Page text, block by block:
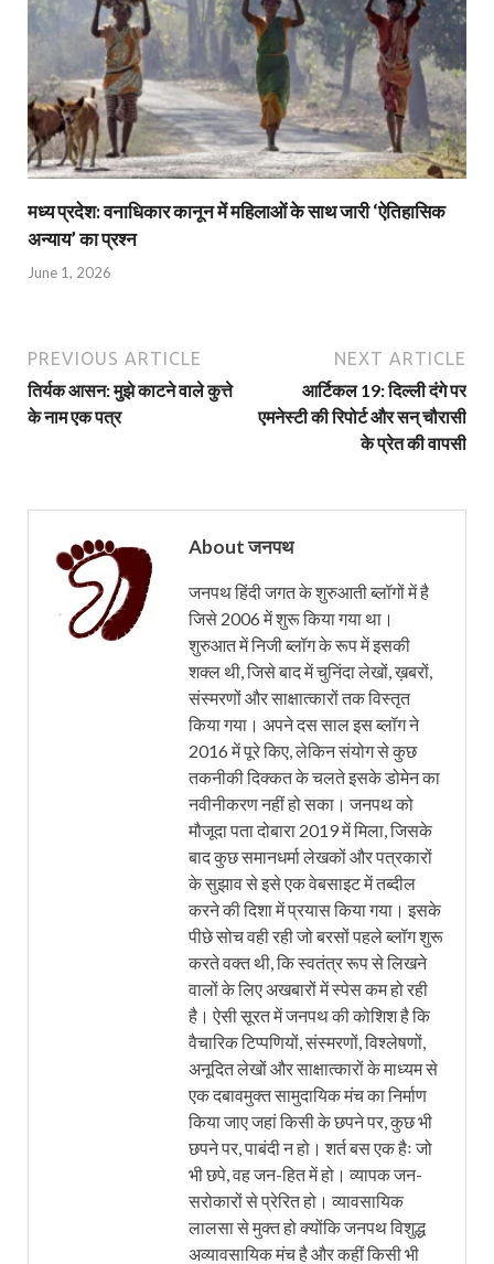
मध्य प्रदेश: वनाधिकार कानून में महिलाओं के साथ जारी ‘ऐतिहासिक
अन्याय’ का प्रश्न
June 1, 2026
PREVIOUS ARTICLE
तिर्यक आसन: मुझे काटने वाले कुत्ते
के नाम एक पत्र
NEXT ARTICLE
आर्टिकल 19: दिल्‍ली दंगे पर
एमनेस्‍टी की रिपोर्ट और सन् चौरासी
के प्रेत की वापसी
About जनपथ
जनपथ हिंदी जगत के शुरुआती ब्लॉगों में है
जिसे 2006 में शुरू किया गया था।
शुरुआत में निजी ब्लॉग के रूप में इसकी
शक्ल थी, जिसे बाद में चुनिंदा लेखों, ख़बरों,
संस्मरणों और साक्षात्कारों तक विस्तृत
किया गया। अपने दस साल इस ब्लॉग ने
2016 में पूरे किए, लेकिन संयोग से कुछ
तकनीकी दिक्कत के चलते इसके डोमेन का
नवीनीकरण नहीं हो सका। जनपथ को
मौजूदा पता दोबारा 2019 में मिला, जिसके
बाद कुछ समानधर्मा लेखकों और पत्रकारों
के सुझाव से इसे एक वेबसाइट में तब्दील
करने की दिशा में प्रयास किया गया। इसके
पीछे सोच वही रही जो बरसों पहले ब्लॉग शुरू
करते वक्त थी, कि स्वतंत्र रूप से लिखने
वालों के लिए अखबारों में स्पेस कम हो रही
है। ऐसी सूरत में जनपथ की कोशिश है कि
वैचारिक टिप्पणियों, संस्मरणों, विश्लेषणों,
अनूदित लेखों और साक्षात्कारों के माध्यम से
एक दबावमुक्त सामुदायिक मंच का निर्माण
किया जाए जहां किसी के छपने पर, कुछ भी
छपने पर, पाबंदी न हो। शर्त बस एक हैः जो
भी छपे, वह जन-हित में हो। व्यापक जन-
सरोकारों से प्रेरित हो। व्यावसायिक
लालसा से मुक्त हो क्योंकि जनपथ विशुद्ध
अव्यावसायिक मंच है और कहीं किसी भी